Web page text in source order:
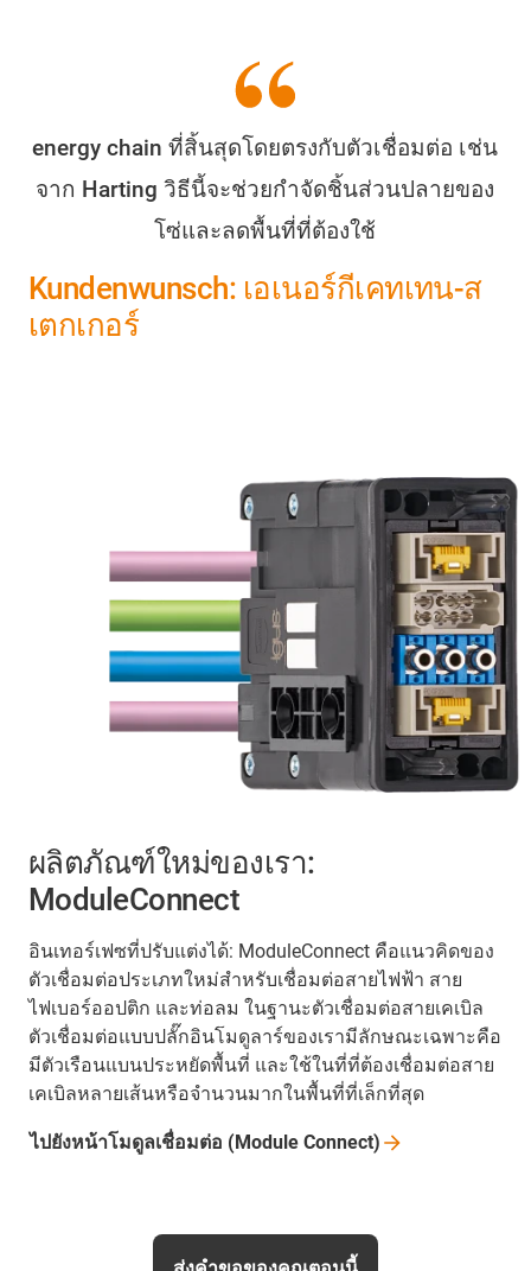
energy chain ที่สิ้นสุดโดยตรงกับตัวเชื่อมต่อ เช่น
จาก Harting วิธีนี้จะช่วยกำจัดชิ้นส่วนปลายของ
โซ่และลดพื้นที่ที่ต้องใช้
Kundenwunsch: เอเนอร์กีเคทเทน-ส
เตกเกอร์
ผลิตภัณฑ์ใหม่ของเรา:
ModuleConnect
อินเทอร์เฟซที่ปรับแต่งได้: ModuleConnect คือแนวคิดของ
ตัวเชื่อมต่อประเภทใหม่สำหรับเชื่อมต่อสายไฟฟ้า สาย
ไฟเบอร์ออปติก และท่อลม ในฐานะตัวเชื่อมต่อสายเคเบิล
ตัวเชื่อมต่อแบบปลั๊กอินโมดูลาร์ของเรามีลักษณะเฉพาะคือ
มีตัวเรือนแบนประหยัดพื้นที่ และใช้ในที่ที่ต้องเชื่อมต่อสาย
เคเบิลหลายเส้นหรือจำนวนมากในพื้นที่ที่เล็กที่สุด
ไปยังหน้าโมดูลเชื่อมต่อ (Module Connect)